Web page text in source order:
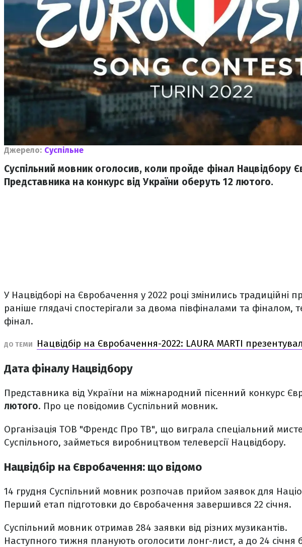
Джерело: Суспільне
Суспільний мовник оголосив, коли пройде фінал Нацвідбору
Представника на конкурс від України оберуть 12 лютого.
У Нацвідборі на Євробачення у 2022 році змінились традиційні
раніше глядачі спостерігали за двома півфіналами та фіналом,
фінал.
ДО ТЕМИ Нацвідбір на Євробачення-2022: LAURA MARTI
Дата фіналу Нацвідбору
Представника від України на міжнародний пісенний конкурс
лютого. Про це повідомив Суспільний мовник.
Організація ТОВ "Френдс Про ТВ", що виграла спеціальний
Суспільного, займеться виробництвом телеверсії Нацвідбору.
Нацвідбір на Євробачення: що відомо
14 грудня Суспільний мовник розпочав прийом заявок для
Перший етап підготовки до Євробачення завершився 22 січня.
Суспільний мовник отримав 284 заявки від різних музикантів.
Наступного тижня планують оголосити лонг-лист, а до 24 січня